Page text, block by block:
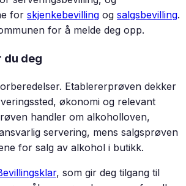
for skjenkebevilling og salgsbevilling.
for å melde deg opp.
deg
Etablererprøven dekker
økonomi og relevant
handler om alkoholloven,
servering, mens salgsprøven
for salg av alkohol i butikk.
, som gir deg tilgang til